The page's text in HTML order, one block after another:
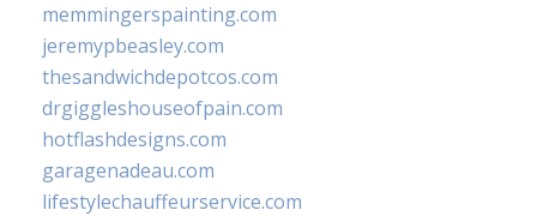
memmingerspainting.com
jeremypbeasley.com
thesandwichdepotcos.com
drgiggleshouseofpain.com
hotflashdesigns.com
garagenadeau.com
lifestylechauffeurservice.com